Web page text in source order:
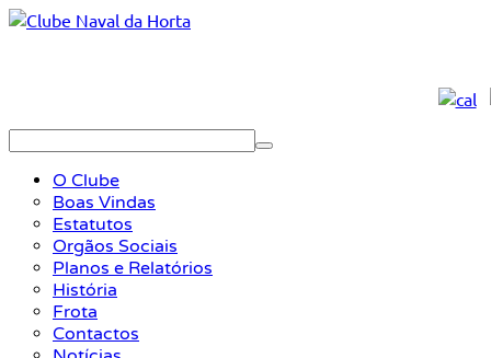
O Clube
Boas Vindas
Estatutos
Orgãos Sociais
Planos e Relatórios
História
Frota
Contactos